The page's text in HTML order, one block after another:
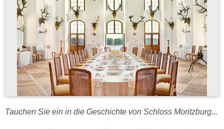
Tauchen Sie ein in die Geschichte von Schloss Moritzburg...